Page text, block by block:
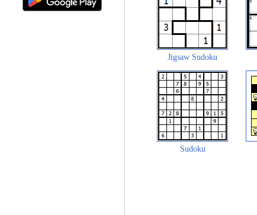
Jigsaw Sudoku
Sudoku